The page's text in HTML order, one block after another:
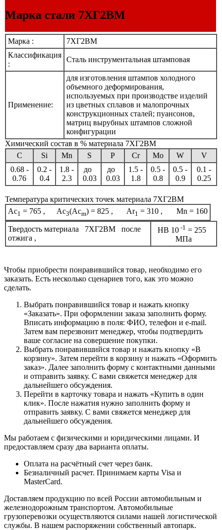
Марка стали 7ХГ2ВМ
Марка :
7ХГ2ВМ
Классификация
:
Сталь инструментальная штамповая
Применение:
для изготовления штампов холодного
объемного деформирования,
используемых при производстве изделий
из цветных сплавов и малопрочных
конструкционных сталей; пуансонов,
матриц вырубных штампов сложной
конфигурации
Химический состав в % материала 7ХГ2ВМ
C
Si Mn S P Cr Mo W
V
0.68 -
0.76
0.2 -
0.4
1.8 -
2.3
до
0.03
до
0.03
1.5 -
1.8
0.5 -
0.8
0.5 -
0.9
0.1 -
0.25
Температура критических точек материала 7ХГ2ВМ
Ac1 = 765 , Ac3(Acm) = 825 , Ar1 = 310 , Mn = 160
Твердость материала 7ХГ2ВМ после
отжига ,
HB 10-1 = 255
МПа
Чтобы приобрести понравившийся товар, необходимо его
заказать. Есть несколько сценариев того, как это можно
сделать.
Выбрать понравившийся товар и нажать кнопку
«Заказать». При оформлении заказа заполнить форму.
Вписать информацию в поля: ФИО, телефон и e-mail.
Затем вам перезвонит менеджер, чтобы подтвердить
ваше согласие на совершение покупки.
Выбрать понравившийся товар и нажать кнопку «В
корзину». Затем перейти в корзину и нажать «Оформить
заказ». Далее заполнить форму с контактными данными
и отправить заявку. С вами свяжется менеджер для
дальнейшего обсуждения.
Перейти в карточку товара и нажать «Купить в один
клик». После нажатия нужно заполнить форму и
отправить заявку. С вами свяжется менеджер для
дальнейшего обсуждения.
Мы работаем с физическими и юридическими лицами. И
предоставляем сразу два варианта оплаты.
Оплата на расчётный счет через банк.
Безналичный расчет. Принимаем карты Visa и
MasterCard.
Доставляем продукцию по всей России автомобильным и
железнодорожным транспортом. Автомобильные
грузоперевозки осуществляются силами нашей логистической
службы. В нашем распоряжении собственный автопарк.